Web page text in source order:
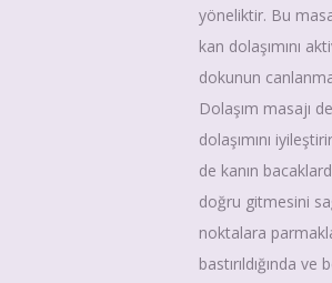
yöneliktir. Bu
kan dolaşımını
dokunun
Dolaşım masajı
dolaşımını
de kanın
doğru gitmesini
noktalara
bastırıldığında ve